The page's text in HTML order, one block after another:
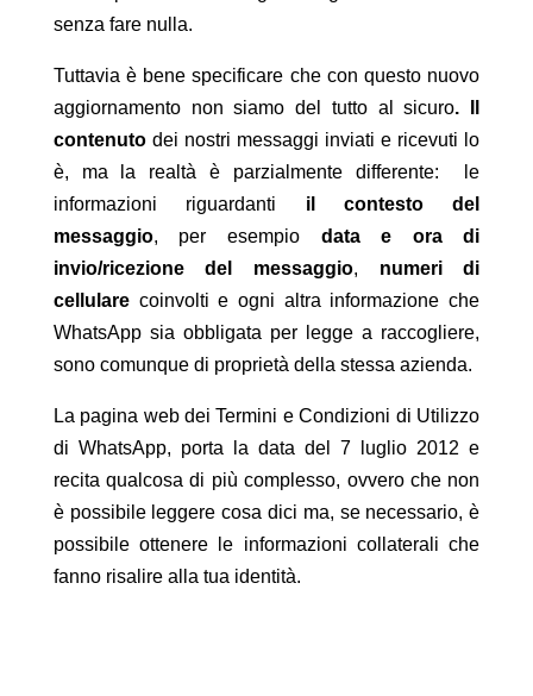
senza fare nulla.
Tuttavia è bene specificare che con questo nuovo
aggiornamento non siamo del tutto al sicuro. Il
contenutodei nostri messaggi inviati e ricevuti lo
è, ma la realtà è parzialmente differente: le
informazioni riguardanti il contesto del
messaggio, per esempio data e ora di
invio/ricezione del messaggio, numeri di
cellularecoinvolti e ogni altra informazione che
WhatsApp sia obbligata per legge a raccogliere,
sono comunque di proprietà della stessa azienda.
La pagina web dei Termini e Condizioni di Utilizzo
di WhatsApp, porta la data del 7 luglio 2012 e
recita qualcosa di più complesso, ovvero che non
è possibile leggere cosa dici ma, se necessario, è
possibile ottenere le informazioni collaterali che
fanno risalire alla tua identità.